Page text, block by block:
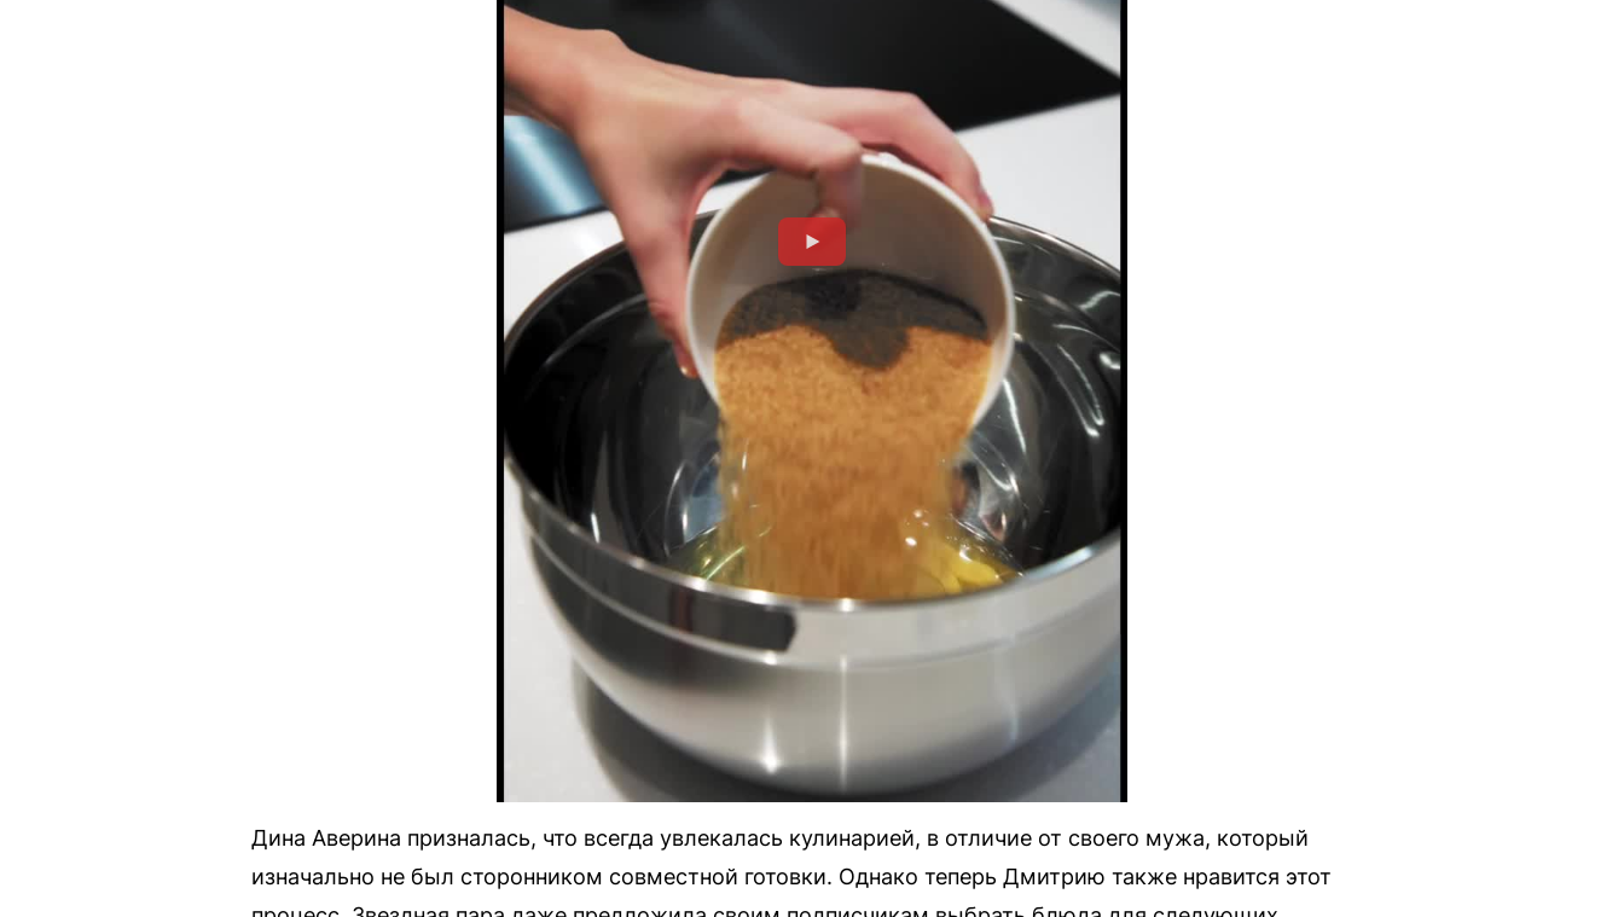
Дина Аверина призналась, что всегда увлекалась кулинарией, в отличие от своего мужа, который
изначально не был сторонником совместной готовки. Однако теперь Дмитрию также нравится этот